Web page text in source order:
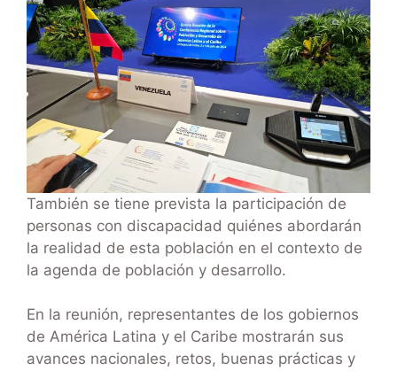
También se tiene prevista la participación de
personas con discapacidad quiénes abordarán
la realidad de esta población en el contexto de
la agenda de población y desarrollo.
En la reunión, representantes de los gobiernos
de América Latina y el Caribe mostrarán sus
avances nacionales, retos, buenas prácticas y